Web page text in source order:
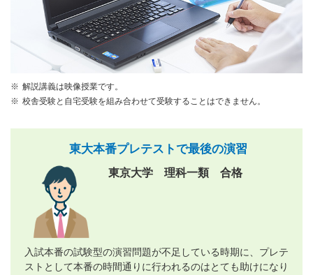
解説講義は映像授業です。
校舎受験と自宅受験を組み合わせて受験することはできません。
東大本番プレテストで最後の演習
東京大学 理科一類 合格
入試本番の試験型の演習問題が不足している時期に、プレテ
ストとして本番の時間通りに行われるのはとても助けになり